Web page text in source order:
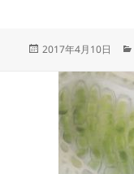
投
2017年4月10日